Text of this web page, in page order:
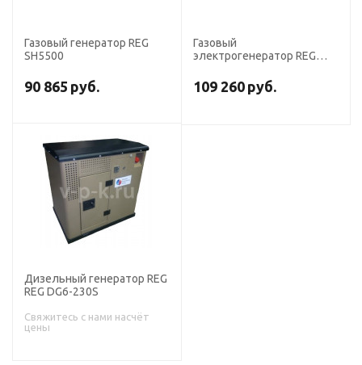
Газовый генератор REG
SH5500
90 865 руб.
Газовый
электрогенератор REG
109 260 руб.
Дизельный генератор REG
REG DG6-230S
Свяжитесь с нами насчёт
цены